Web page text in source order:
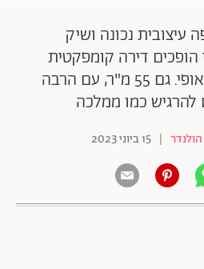
עיצובית נכונה ושיק
הופכים דירה קומפקטית
למרחב אישי מלא אופי. גם 55 מ"ר, עם הרבה
להרגיש כמו ממלכה
| 15 ביוני 2023